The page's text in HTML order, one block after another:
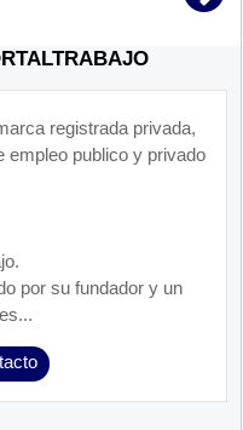
registrada privada,
empleo publico y privado
por su fundador y un